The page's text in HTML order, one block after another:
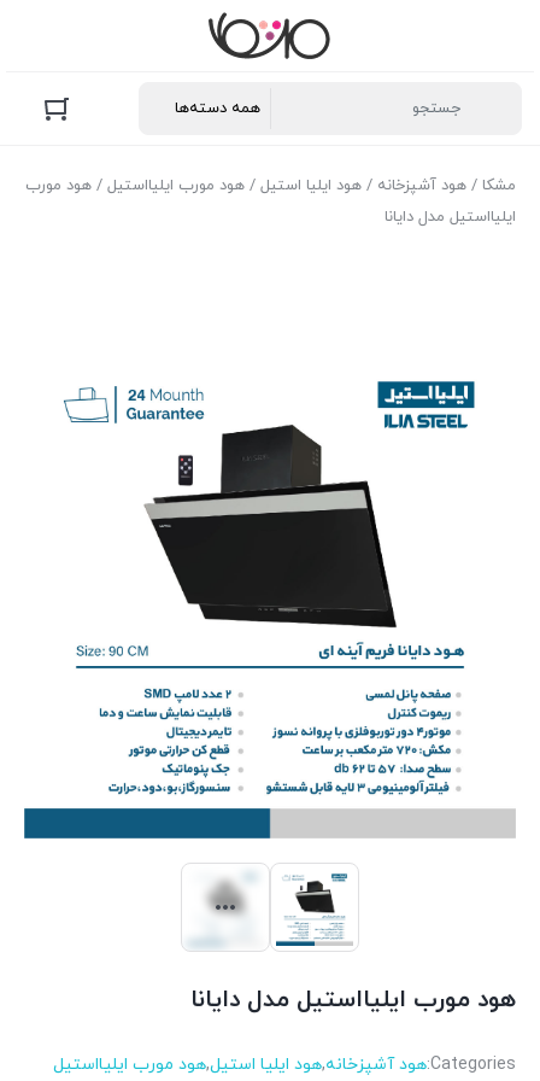
مشکا / هود آشپزخانه / هود ایلیا استیل / هود مورب ایلیااستیل / هود مورب
ایلیااستیل مدل دایانا
هود مورب ایلیااستیل مدل دایانا
Categories:هود آشپزخانه,هود ایلیا استیل,هود مورب ایلیااستیل